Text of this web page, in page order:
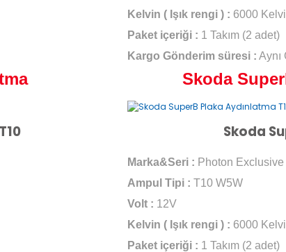
Kelvin ( Işık rengi ) : 6000
Paket içeriği : 1 Takım (2 adet)
Kargo Gönderim süresi : Aynı
Skoda
Skoda
Marka&Seri : Photon
Ampul Tipi : T10 W5W
Volt : 12V
Kelvin ( Işık rengi ) : 6000
Paket içeriği : 1 Takım (2 adet)